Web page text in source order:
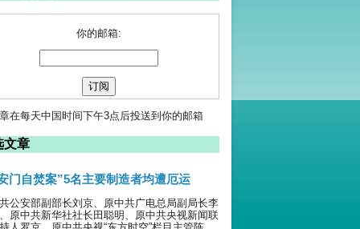
你的邮箱:
在每天中国时间下午3点后投送到你的邮箱
文章
门自焚案”5名主要制造者均遭厄运
公安部副部长刘京、原中共广电总局副局长李
原中共新华社社长田聪明、原中共央视新闻联